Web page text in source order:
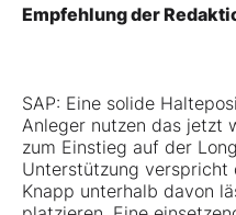
Empfehlung der
SAP: Eine solide
Anleger nutzen das jetzt
zum Einstieg auf der
Unterstützung verspricht
Knapp unterhalb davon